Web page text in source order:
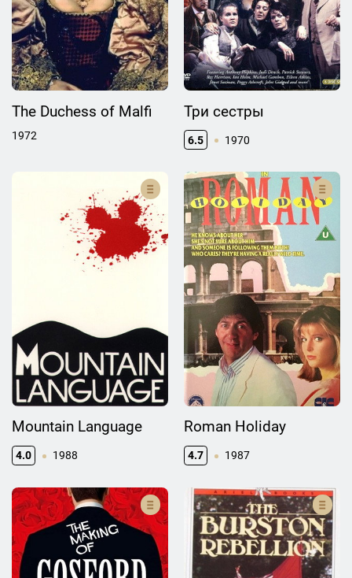
The Duchess of Malfi
1972
Три сестры
6.5 1970
Mountain Language
4.0 1988
Roman Holiday
4.7 1987